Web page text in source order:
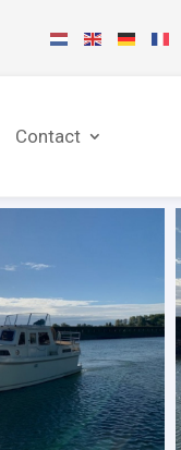
Contact